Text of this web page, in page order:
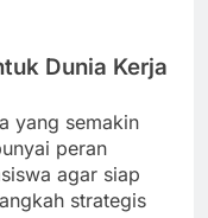
Dunia Kerja
yang semakin
peran
agar siap
strategis